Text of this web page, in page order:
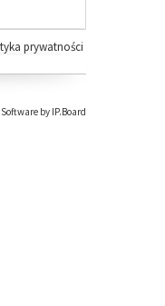
prywatności
by IP.Board